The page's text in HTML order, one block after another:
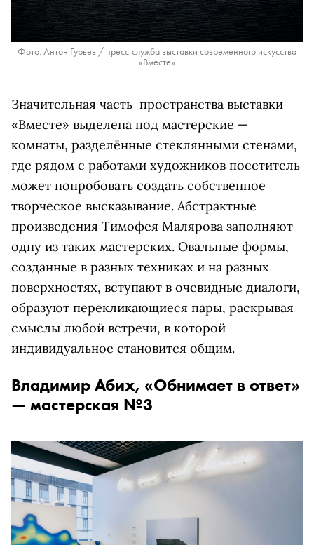
Фото: Антон Гурьев / пресс-служба выставки современного искусства
«Вместе»
Значительная часть пространства выставки
«Вместе» выделена под мастерские —
комнаты, разделённые стеклянными стенами,
где рядом с работами художников посетитель
может попробовать создать собственное
творческое высказывание. Абстрактные
произведения Тимофея Малярова заполняют
одну из таких мастерских. Овальные формы,
созданные в разных техниках и на разных
поверхностях, вступают в очевидные диалоги,
образуют перекликающиеся пары, раскрывая
смыслы любой встречи, в которой
индивидуальное становится общим.
Владимир Абих, «Обнимает в ответ»
— мастерская №3